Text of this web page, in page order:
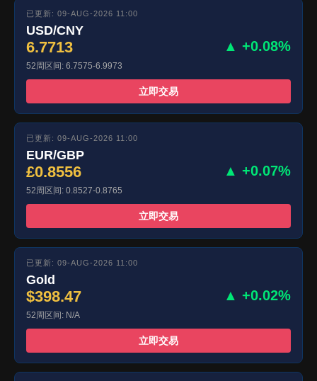
已更新: 09-AUG-2026 11:00
USD/CNY
6.7713 ▲ +0.08%
52周区间: 6.7575-6.9973
立即交易
已更新: 09-AUG-2026 11:00
EUR/GBP
£0.8556 ▲ +0.07%
52周区间: 0.8527-0.8765
立即交易
已更新: 09-AUG-2026 11:00
Gold
$398.47 ▲ +0.02%
52周区间: N/A
立即交易